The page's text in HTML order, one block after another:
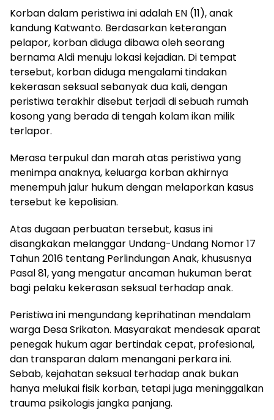
Korban dalam peristiwa ini adalah EN (11), anak
kandung Katwanto. Berdasarkan keterangan
pelapor, korban diduga dibawa oleh seorang
bernama Aldi menuju lokasi kejadian. Di tempat
tersebut, korban diduga mengalami tindakan
kekerasan seksual sebanyak dua kali, dengan
peristiwa terakhir disebut terjadi di sebuah rumah
kosong yang berada di tengah kolam ikan milik
terlapor.
Merasa terpukul dan marah atas peristiwa yang
menimpa anaknya, keluarga korban akhirnya
menempuh jalur hukum dengan melaporkan kasus
tersebut ke kepolisian.
Atas dugaan perbuatan tersebut, kasus ini
disangkakan melanggar Undang-Undang Nomor 17
Tahun 2016 tentang Perlindungan Anak, khususnya
Pasal 81, yang mengatur ancaman hukuman berat
bagi pelaku kekerasan seksual terhadap anak.
Peristiwa ini mengundang keprihatinan mendalam
warga Desa Srikaton. Masyarakat mendesak aparat
penegak hukum agar bertindak cepat, profesional,
dan transparan dalam menangani perkara ini.
Sebab, kejahatan seksual terhadap anak bukan
hanya melukai fisik korban, tetapi juga meninggalkan
trauma psikologis jangka panjang.